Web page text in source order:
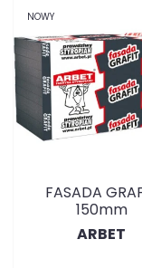
NOWY
FASADA
150mm
ARBET